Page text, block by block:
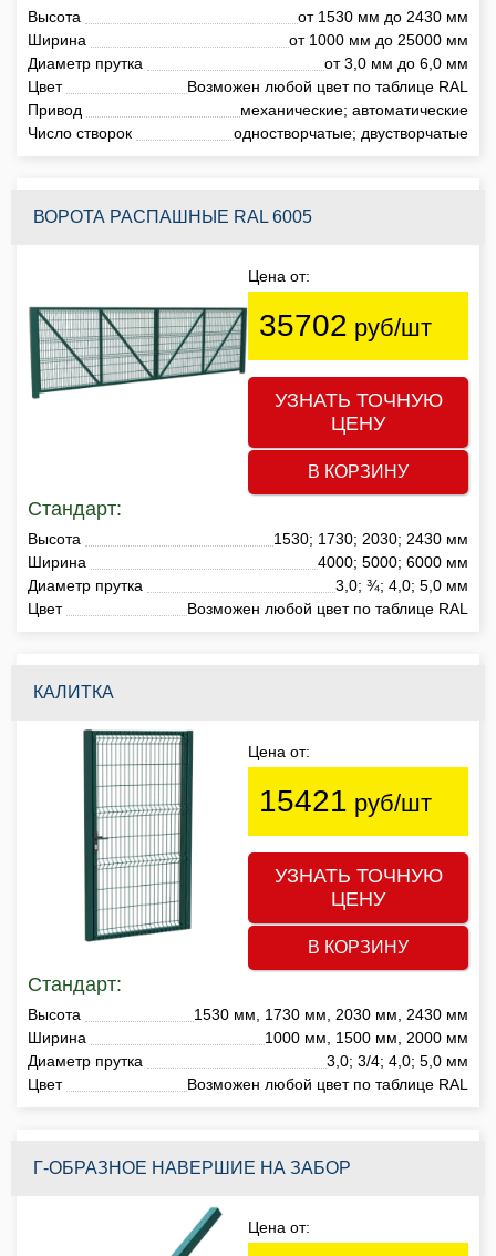
Высота
от 1530 мм до 2430 мм
Ширина
от 1000 мм до 25000 мм
Диаметр прутка
от 3,0 мм до 6,0 мм
Цвет
Возможен любой цвет по таблице RAL
Привод
механические; автоматические
Число створок
одностворчатые; двустворчатые
ВОРОТА РАСПАШНЫЕ RAL 6005
Цена от:
35702 руб/шт
УЗНАТЬ ТОЧНУЮ
ЦЕНУ
В КОРЗИНУ
Стандарт:
Высота
1530; 1730; 2030; 2430 мм
Ширина
4000; 5000; 6000 мм
Диаметр прутка
3,0; ¾; 4,0; 5,0 мм
Цвет
Возможен любой цвет по таблице RAL
КАЛИТКА
Цена от:
15421 руб/шт
УЗНАТЬ ТОЧНУЮ
ЦЕНУ
В КОРЗИНУ
Стандарт:
Высота
1530 мм, 1730 мм, 2030 мм, 2430 мм
Ширина
1000 мм, 1500 мм, 2000 мм
Диаметр прутка
3,0; 3/4; 4,0; 5,0 мм
Цвет
Возможен любой цвет по таблице RAL
Г-ОБРАЗНОЕ НАВЕРШИЕ НА ЗАБОР
Цена от: